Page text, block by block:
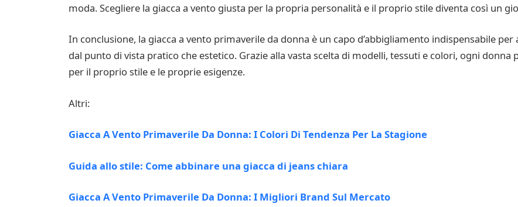
moda. Scegliere la giacca a vento giusta per la propria personalità e il proprio stile diventa così un
In conclusione, la giacca a vento primaverile da donna è un capo d’abbigliamento indispensabile
dal punto di vista pratico che estetico. Grazie alla vasta scelta di modelli, tessuti e colori, ogni
per il proprio stile e le proprie esigenze.
Altri:
Giacca A Vento Primaverile Da Donna: I Colori Di Tendenza Per La Stagione
Guida allo stile: Come abbinare una giacca di jeans chiara
Giacca A Vento Primaverile Da Donna: I Migliori Brand Sul Mercato